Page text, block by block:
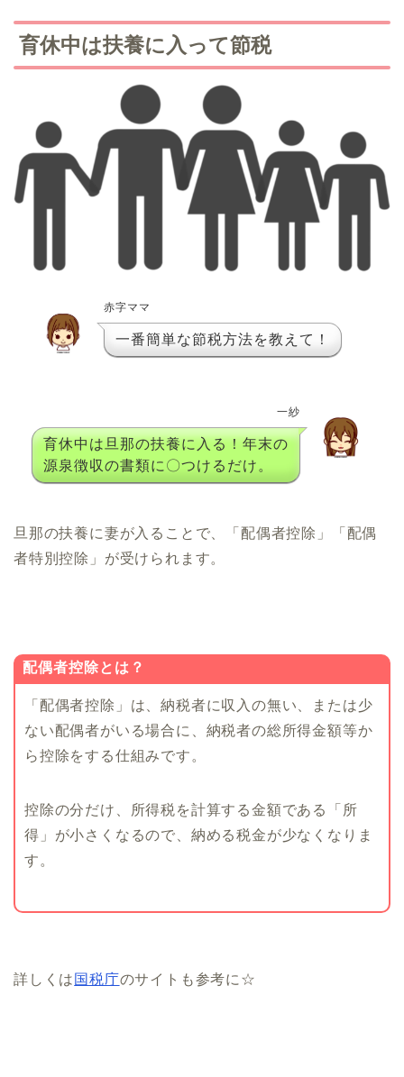
育休中は扶養に入って節税
赤字ママ
一番簡単な節税方法を教えて！
一紗
育休中は旦那の扶養に入る！年末の
源泉徴収の書類に〇つけるだけ。
旦那の扶養に妻が入ることで、「配偶者控除」「配偶
者特別控除」が受けられます。
配偶者控除とは？
「配偶者控除」は、納税者に収入の無い、または少
ない配偶者がいる場合に、納税者の総所得金額等か
ら控除をする仕組みです。
控除の分だけ、所得税を計算する金額である「所
得」が小さくなるので、納める税金が少なくなりま
す。
詳しくは 国税庁のサイトも参考に☆